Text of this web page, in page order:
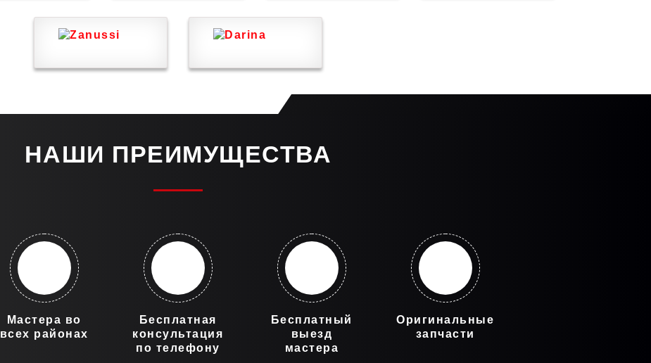
НАШИ ПРЕИМУЩЕСТВА
Мастера во
всех районах
Бесплатная
консультация
по телефону
Бесплатный
выезд
мастера
Оригинальные
запчасти